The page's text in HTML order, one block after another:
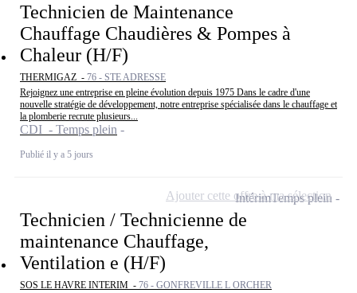
Technicien de Maintenance
Chauffage Chaudières & Pompes à
Chaleur (H/F)
THERMIGAZ - 76 - STE ADRESSE
Rejoignez une entreprise en pleine évolution depuis 1975 Dans le cadre d'une
nouvelle stratégie de développement, notre entreprise spécialisée dans le chauffage et
la plomberie recrute plusieurs...
CDI - Temps plein
Publié il y a 5 jours
Technicien / Technicienne de
maintenance Chauffage,
Ventilation e (H/F)
SOS LE HAVRE INTERIM - 76 - GONFREVILLE L ORCHER
IntérimTemps plein
Ajouter cette offre à ma sélection